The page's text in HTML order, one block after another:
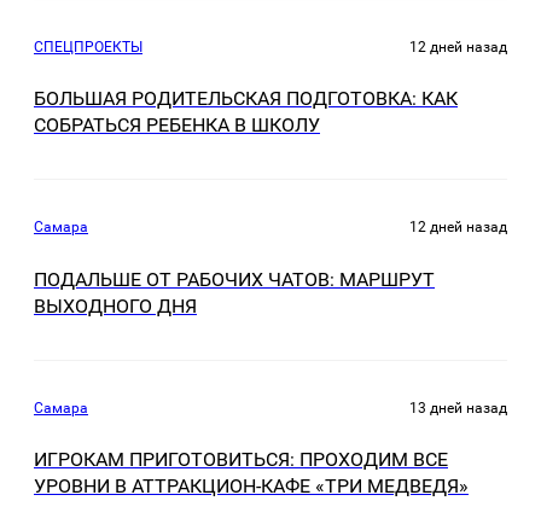
СПЕЦПРОЕКТЫ 12 дней назад
БОЛЬШАЯ РОДИТЕЛЬСКАЯ ПОДГОТОВКА: КАК
СОБРАТЬСЯ РЕБЕНКА В ШКОЛУ
Самара 12 дней назад
ПОДАЛЬШЕ ОТ РАБОЧИХ ЧАТОВ: МАРШРУТ
ВЫХОДНОГО ДНЯ
Самара 13 дней назад
ИГРОКАМ ПРИГОТОВИТЬСЯ: ПРОХОДИМ ВСЕ
УРОВНИ В АТТРАКЦИОН-КАФЕ «ТРИ МЕДВЕДЯ»